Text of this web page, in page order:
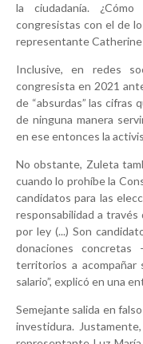
la ciudadanía.
congresistas con el de
representante Catherine
Inclusive, en redes
congresista en 2021
de “absurdas” las cifras
de ninguna manera
en ese entonces la
No obstante, Zuleta
cuando lo prohíbe la
candidatos para las
responsabilidad a
por ley (...) Son
donaciones
territorios a acompañar
salario”, explicó en una
Semejante salida en
investidura.